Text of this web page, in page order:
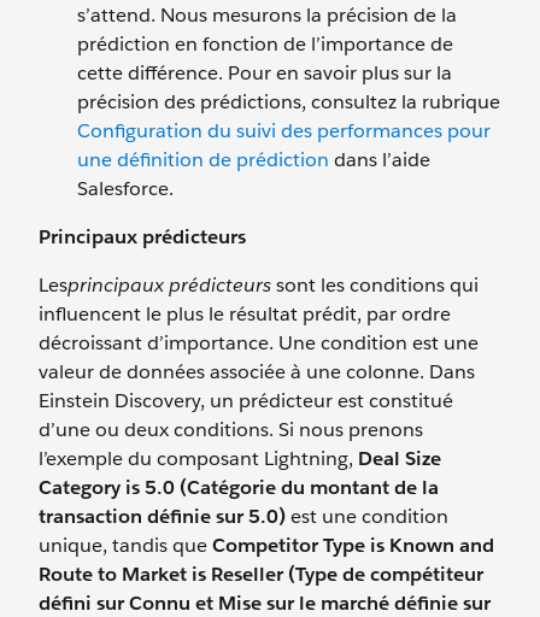
s’attend. Nous mesurons la précision de la
prédiction en fonction de l’importance de
cette différence. Pour en savoir plus sur la
précision des prédictions, consultez la rubrique
Configuration du suivi des performances pour
une définition de prédiction dans l’aide
Salesforce.
Principaux prédicteurs
Lesprincipaux prédicteurssont les conditions qui
influencent le plus le résultat prédit, par ordre
décroissant d’importance. Une condition est une
valeur de données associée à une colonne. Dans
Einstein Discovery, un prédicteur est constitué
d’une ou deux conditions. Si nous prenons
l’exemple du composant Lightning, Deal Size
Category is 5.0 (Catégorie du montant de la
transaction définie sur 5.0)est une condition
unique, tandis queCompetitor Type is Known and
Route to Market is Reseller (Type de compétiteur
défini sur Connu et Mise sur le marché définie sur